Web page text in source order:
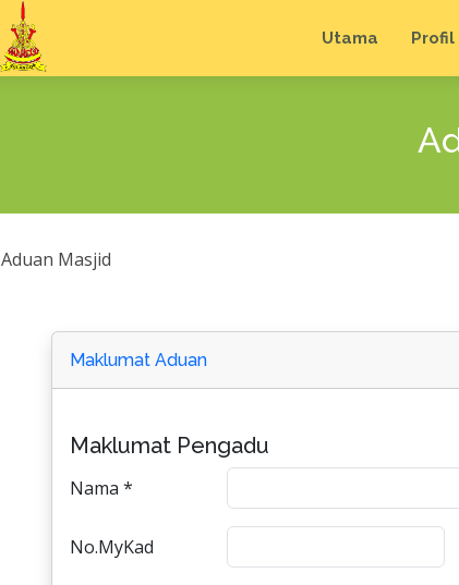
Utama Profil
Aduan Masjid
Maklumat Aduan
Maklumat Pengadu
Nama *
No.MyKad